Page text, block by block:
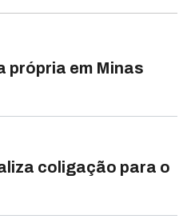
própria em Minas
coligação para o